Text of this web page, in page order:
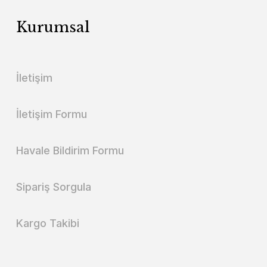
Kurumsal
İletişim
İletişim Formu
Havale Bildirim Formu
Sipariş Sorgula
Kargo Takibi